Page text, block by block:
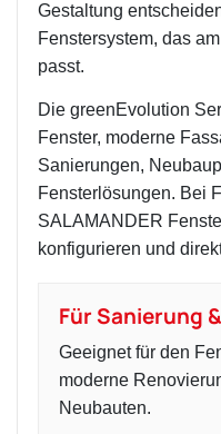
Gestaltung
Fenstersystem, das
passt.
Die greenEvolution
Fenster, moderne
Sanierungen,
Fensterlösungen. Bei
SALAMANDER
konfigurieren und
Für Sanierung
Geeignet für den
moderne
Neubauten.